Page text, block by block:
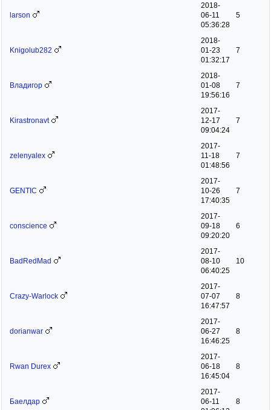
larson
2018-
06-11
05:36:28
5
Knigolub282
2018-
01-23
01:32:17
7
Владигор
2018-
01-08
19:56:16
7
Kirastronavt
2017-
12-17
09:04:24
7
zelenyalex
2017-
11-18
01:48:56
7
GENTIC
2017-
10-26
17:40:35
7
conscience
2017-
09-18
09:20:20
6
BadRedMad
2017-
08-10
06:40:25
10
Crazy-Warlock
2017-
07-07
16:47:57
8
dorianwar
2017-
06-27
16:46:25
8
Rwan Durex
2017-
06-18
16:45:04
8
Баелдар
2017-
06-11
8